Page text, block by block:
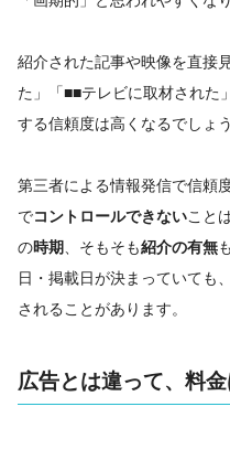
紹介された記事や映像を直接
た」「■■テレビに取材された
する信頼度は高くなるでしょう
第三者による情報発信で信頼
でコントロールできないこと
の時期、そもそも紹介の有無
日・掲載日が決まっていても
されることがあります。
広告とは違って、料